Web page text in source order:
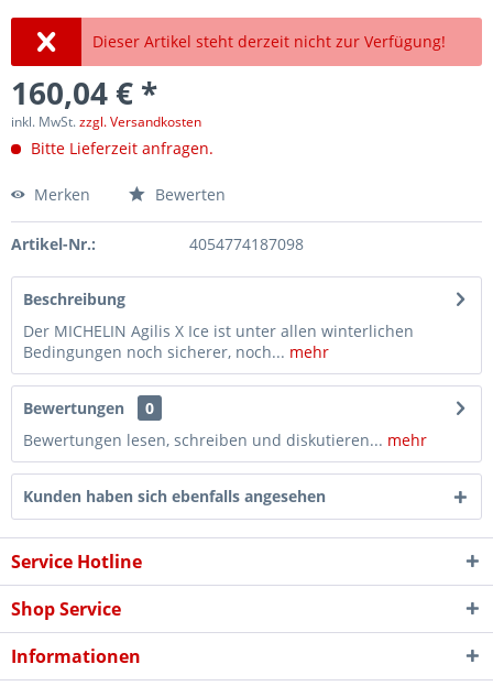
Dieser Artikel steht derzeit nicht zur Verfügung!
160,04 € *
inkl. MwSt.zzgl. Versandkosten
Bitte Lieferzeit anfragen.
Merken Bewerten
Artikel-Nr.: 4054774187098
Beschreibung
Der MICHELIN Agilis X Ice ist unter allen winterlichen
Bedingungen noch sicherer, noch... mehr
Bewertungen
0
Bewertungen lesen, schreiben und diskutieren... mehr
Kunden haben sich ebenfalls angesehen
Service Hotline
Shop Service
Informationen